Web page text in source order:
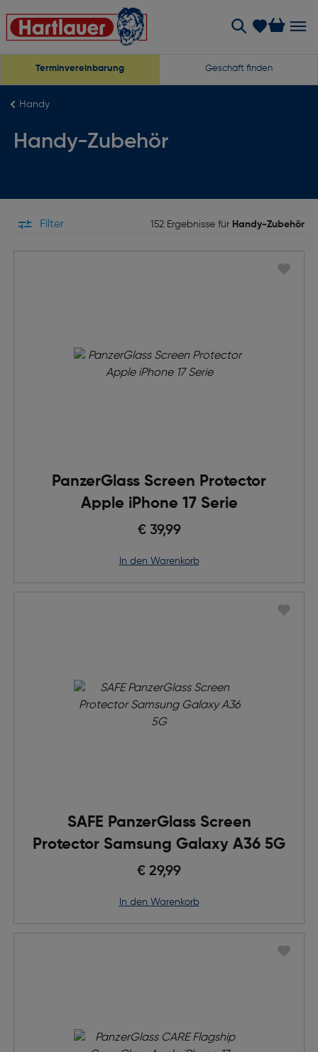
Terminvereinbarung Geschäft finden
Handy
Handy-Zubehör
Filter 152 Ergebnisse für Handy-Zubehör
PanzerGlass Screen Protector
Apple iPhone 17 Serie
€ 39,99
in den Warenkorb
SAFE PanzerGlass Screen
Protector Samsung Galaxy A36 5G
€ 29,99
in den Warenkorb